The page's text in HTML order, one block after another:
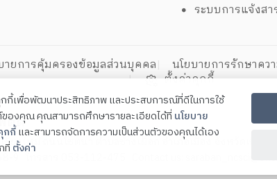
ระบบการแจ้งส
ายการคุ้มครองข้อมูลส่วนบุคคล นโยบายการรักษาคว
ตั้งค่าคุกกี้
ติด
ยงใหม่ ถนนโชตนา ตำบลช้างเผือก อำเภอเมือง จังหวัดเชียง
9 โทรสาร 053-112-475 Contact us:
กกี้เพื่อพัฒนาประสิทธิภาพ และประสบการณ์ที่ดีในการใช้
ของคุณ คุณสามารถศึกษารายละเอียดได้ที่ นโยบาย
กกี้และสามารถจัดการความเป็นส่วนตัวของคุณได้เอง
ที่ ตั้งค่า